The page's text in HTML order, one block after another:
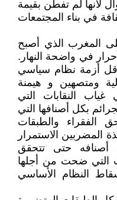
لأنها لم تفطن بقيمة
في بناء المجتمعات
المغرب الذي أصبح
في واضحة النهار.
قل أزمة نظام سياسي
ومتصهين و هيمنة
النقابات التي
بكل أصنافها التي
الفقراء والطبقات
المضربين الاستمرار
أصنافه حتى تتحقق
التي ضحت من أجلها
النظام الأساسي